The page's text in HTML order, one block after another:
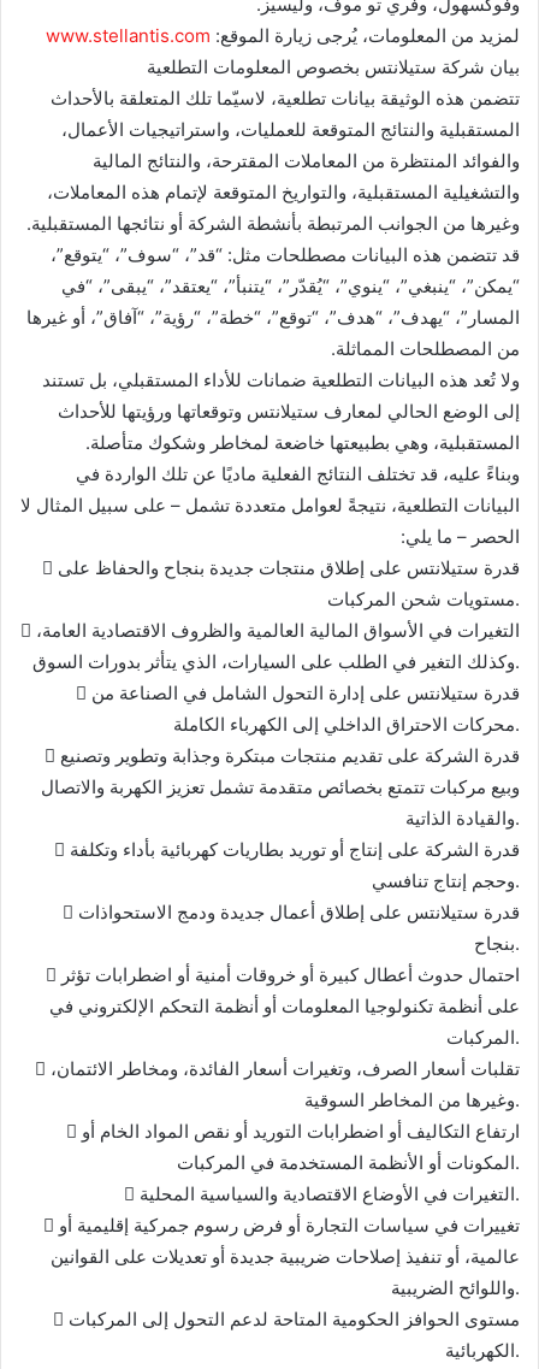
لمزيد من المعلومات، يُرجى زيارة الموقع: www.stellantis.com
بيان شركة ستيلانتس بخصوص المعلومات التطلعية
تتضمن هذه الوثيقة بيانات تطلعية، لاسيّما تلك المتعلقة بالأحداث
المستقبلية والنتائج المتوقعة للعمليات، واستراتيجيات الأعمال،
والفوائد المنتظرة من المعاملات المقترحة، والنتائج المالية
والتشغيلية المستقبلية، والتواريخ المتوقعة لإتمام هذه المعاملات،
وغيرها من الجوانب المرتبطة بأنشطة الشركة أو نتائجها المستقبلية.
قد تتضمن هذه البيانات مصطلحات مثل: “قد”، “سوف”، “يتوقع”،
“يمكن”، “ينبغي”، “ينوي”، “يُقدّر”، “يتنبأ”، “يعتقد”، “يبقى”، “في
المسار”، “يهدف”، “هدف”، “توقع”، “خطة”، “رؤية”، “آفاق”، أو غيرها
من المصطلحات المماثلة.
ولا تُعد هذه البيانات التطلعية ضمانات للأداء المستقبلي، بل تستند
إلى الوضع الحالي لمعارف ستيلانتس وتوقعاتها ورؤيتها للأحداث
المستقبلية، وهي بطبيعتها خاضعة لمخاطر وشكوك متأصلة.
وبناءً عليه، قد تختلف النتائج الفعلية ماديًا عن تلك الواردة في
البيانات التطلعية، نتيجةً لعوامل متعددة تشمل – على سبيل المثال لا
الحصر – ما يلي:
 قدرة ستيلانتس على إطلاق منتجات جديدة بنجاح والحفاظ على
مستويات شحن المركبات.
 التغيرات في الأسواق المالية العالمية والظروف الاقتصادية العامة،
وكذلك التغير في الطلب على السيارات، الذي يتأثر بدورات السوق.
 قدرة ستيلانتس على إدارة التحول الشامل في الصناعة من
محركات الاحتراق الداخلي إلى الكهرباء الكاملة.
 قدرة الشركة على تقديم منتجات مبتكرة وجذابة وتطوير وتصنيع
وبيع مركبات تتمتع بخصائص متقدمة تشمل تعزيز الكهربة والاتصال
والقيادة الذاتية.
 قدرة الشركة على إنتاج أو توريد بطاريات كهربائية بأداء وتكلفة
وحجم إنتاج تنافسي.
 قدرة ستيلانتس على إطلاق أعمال جديدة ودمج الاستحواذات
بنجاح.
 احتمال حدوث أعطال كبيرة أو خروقات أمنية أو اضطرابات تؤثر
على أنظمة تكنولوجيا المعلومات أو أنظمة التحكم الإلكتروني في
المركبات.
 تقلبات أسعار الصرف، وتغيرات أسعار الفائدة، ومخاطر الائتمان،
وغيرها من المخاطر السوقية.
 ارتفاع التكاليف أو اضطرابات التوريد أو نقص المواد الخام أو
المكونات أو الأنظمة المستخدمة في المركبات.
 التغيرات في الأوضاع الاقتصادية والسياسية المحلية.
 تغييرات في سياسات التجارة أو فرض رسوم جمركية إقليمية أو
عالمية، أو تنفيذ إصلاحات ضريبية جديدة أو تعديلات على القوانين
واللوائح الضريبية.
 مستوى الحوافز الحكومية المتاحة لدعم التحول إلى المركبات
الكهربائية.